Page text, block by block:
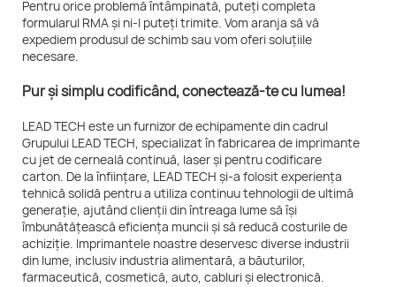
Pentru orice problemă întâmpinată, puteți completa
formularul RMA și ni-l puteți trimite. Vom aranja să vă
expediem produsul de schimb sau vom oferi soluțiile
necesare.
Pur și simplu codificând, conectează-te cu lumea!
LEAD TECH este un furnizor de echipamente din cadrul
Grupului LEAD TECH, specializat în fabricarea de imprimante
cu jet de cerneală continuă, laser și pentru codificare
carton. De la înființare, LEAD TECH și-a folosit experiența
tehnică solidă pentru a utiliza continuu tehnologii de ultimă
generație, ajutând clienții din întreaga lume să își
îmbunătățească eficiența muncii și să reducă costurile de
achiziție. Imprimantele noastre deservesc diverse industrii
din lume, inclusiv industria alimentară, a băuturilor,
farmaceutică, cosmetică, auto, cabluri și electronică.